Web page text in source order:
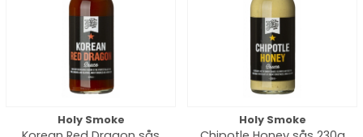
Holy Smoke Holy Smoke